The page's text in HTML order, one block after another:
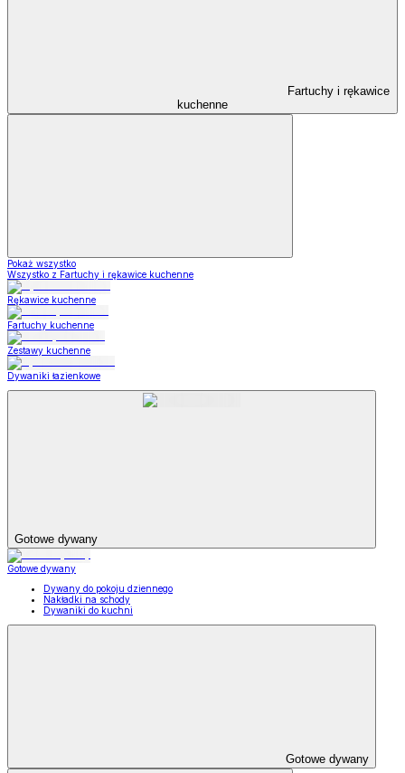
Fartuchy i rękawice
kuchenne
Pokaż wszystko
Wszystko z Fartuchy i rękawice kuchenne
Rękawice kuchenne
Fartuchy kuchenne
Zestawy kuchenne
Dywaniki łazienkowe
Gotowe dywany
Gotowe dywany
Dywany do pokoju dziennego
Nakładki na schody
Dywaniki do kuchni
Gotowe dywany